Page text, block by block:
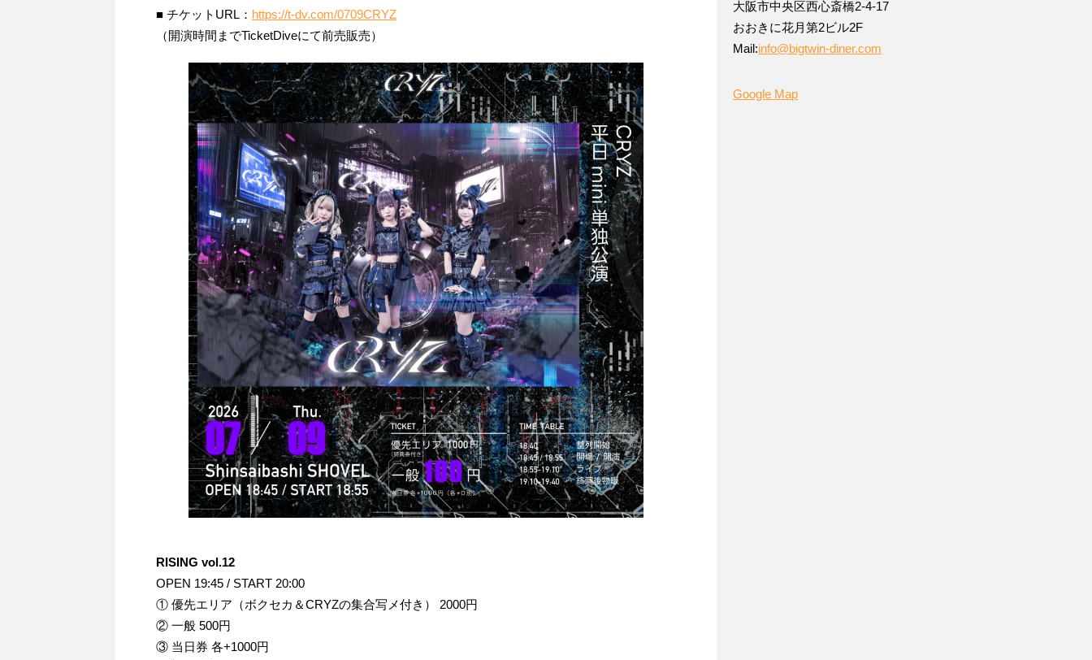
■ チケットURL： https://t-dv.com/0709CRYZ
（開演時間までTicketDiveにて前売販売）
RISING vol.12
OPEN 19:45 / START 20:00
① 優先エリア（ボクセカ＆CRYZの集合写メ付き） 2000円
② 一般 500円
③ 当日券 各+1000円
大阪市中央区西心斎橋2-4-17
おおきに花月第2ビル2F
Mail:info@bigtwin-diner.com
Google Map